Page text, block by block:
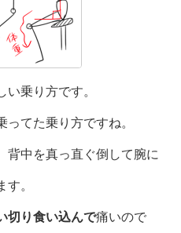
乗り方です。
てた乗り方ですね。
背中を真っ直ぐ倒して腕に
。
切り食い込んで痛いので